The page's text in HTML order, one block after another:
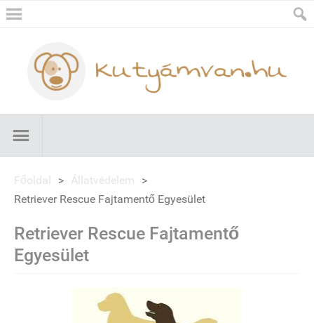
Főoldal > Állatvédelem
>
Retriever Rescue Fajtamentő Egyesület
Retriever Rescue Fajtamentő
Egyesület